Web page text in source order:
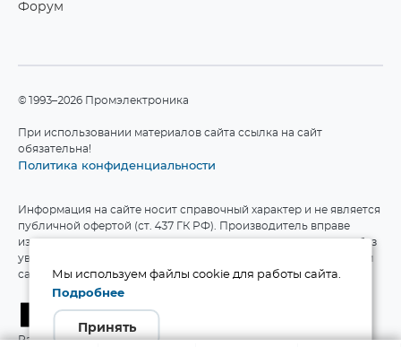
Форум
©1993–2026 Промэлектроника
При использовании материалов сайта ссылка на сайт
обязательна!
Политика конфиденциальности
Информация на сайте носит справочный характер и не является
публичной офертой (ст. 437 ГК РФ). Производитель вправе
изменять технические характеристики и комплект поставки без
уведомления. Актуальные данные приведены на официальном
сайте производителя.
Разработка сайта
Мы используем файлы cookie для работы сайта.
Подробнее
Принять